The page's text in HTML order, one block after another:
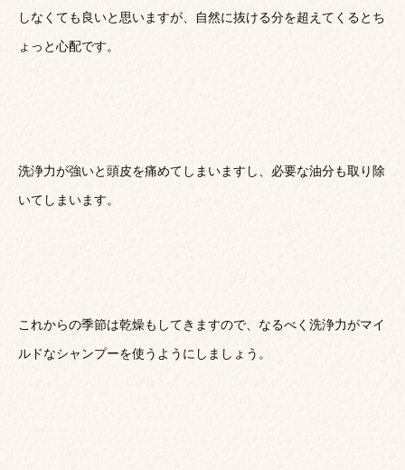
しなくても良いと思いますが、自然に抜ける分を超えてくるとち
ょっと心配です。
洗浄力が強いと頭皮を痛めてしまいますし、必要な油分も取り除
いてしまいます。
これからの季節は乾燥もしてきますので、なるべく洗浄力がマイ
ルドなシャンプーを使うようにしましょう。